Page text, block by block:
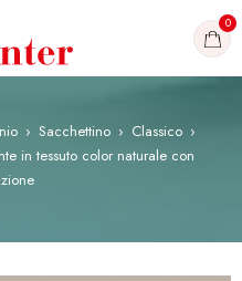
0
› Sacchettino › Classico ›
in tessuto color naturale con